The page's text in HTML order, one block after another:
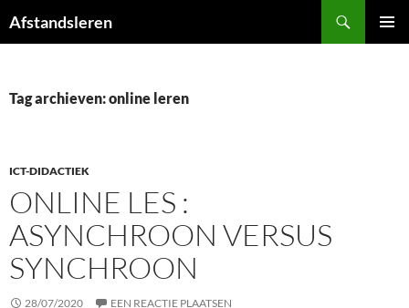
naar
Afstandsleren
Tag archieven: online leren
ICT-DIDACTIEK
ONLINE LES :
ASYNCHROON VERSUS
SYNCHROON
28/07/2020 EEN REACTIE PLAATSEN